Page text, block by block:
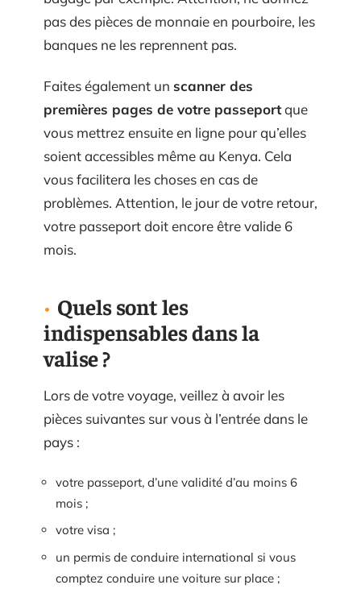
pas des pièces de monnaie en pourboire, les
banques ne les reprennent pas.
Faites également un scanner des
premières pages de votre passeportque
vous mettrez ensuite en ligne pour qu’elles
soient accessibles même au Kenya. Cela
vous facilitera les choses en cas de
problèmes. Attention, le jour de votre retour,
votre passeport doit encore être valide 6
mois.
Quels sont les
indispensables dans la
valise ?
Lors de votre voyage, veillez à avoir les
pièces suivantes sur vous à l’entrée dans le
pays :
votre passeport, d’une validité d’au moins 6
mois ;
votre visa ;
un permis de conduire international si vous
comptez conduire une voiture sur place ;